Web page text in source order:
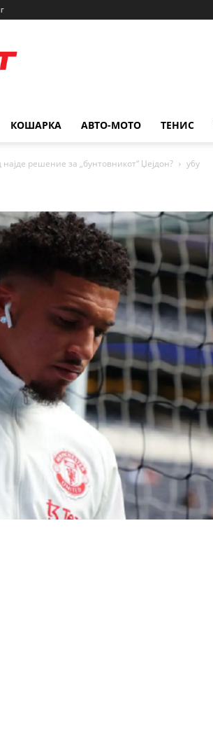
КОШАРКА АВТО-МОТО ТЕНИС
решение за „бунтовникот“ Џејдон? y6y